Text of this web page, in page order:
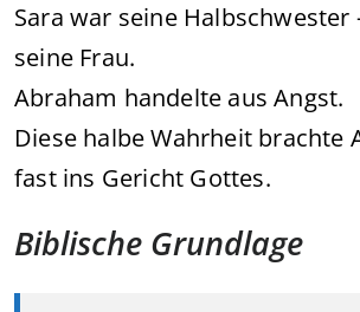
Sara war seine
seine Frau.
Abraham handelte aus Angst.
Diese halbe Wahrheit brachte
fast ins Gericht Gottes.
Biblische Grundlage